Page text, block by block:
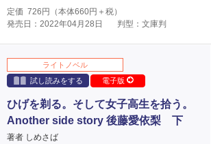
定価 726 円（本体660円＋税）
発売日：2022年04月28日
判型：文庫判
ライトノベル
試し読みをする
電子版
ひげを剃る。そして女子高生を拾う。
Another side story 後藤愛依梨 下
著者 しめさば